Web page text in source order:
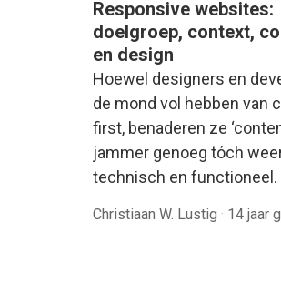
Responsive websites:
doelgroep, context,
en design
Hoewel designers en
de mond vol hebben van
first, benaderen ze
jammer genoeg tóch
technisch en functioneel.
Christiaan W. Lustig · 14 jaar